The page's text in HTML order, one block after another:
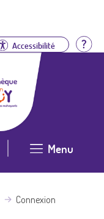
Accessibilité
Menu
Connexion